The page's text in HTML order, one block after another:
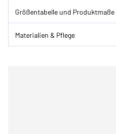
Größentabelle und Produktmaße
Materialien & Pflege